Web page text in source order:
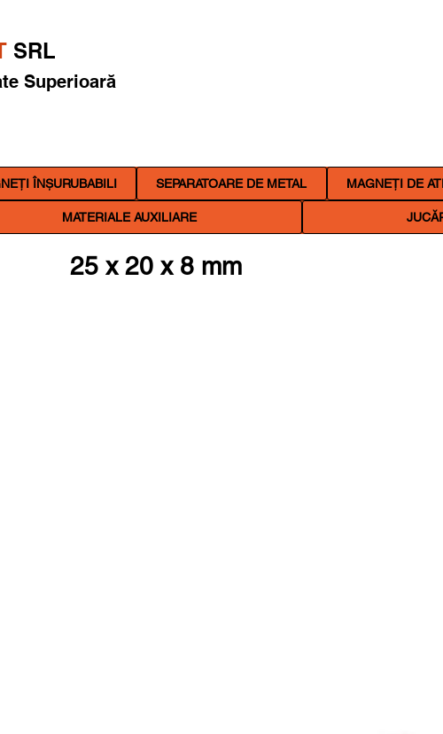
SRL
Superioară
ÎNȘURUBABILI SEPARATOARE DE METAL MAGNEȚI DE
MATERIALE AUXILIARE
25 x 20 x 8 mm